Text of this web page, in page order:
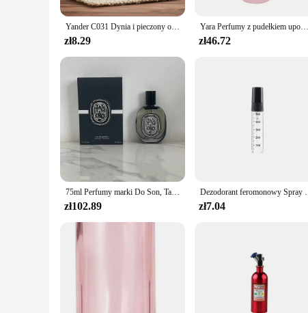
**A Touch of Elegance**
Our Reed Diffusers are not just functional; they are a
sustainability. The diffusers are not only aesthetically
life and desires to bring a touch of elegance to their
Looking for a thoughtful gift for friends, family, or
housewarming, birthday, or corporate event, these diffusers
They are not just a gift; they are a way to share the joy of
Yander C031 Dynia i pieczony orzech laskowy Świąteczny olejek eteryczny Pikantny olejek do świec Gourmand do tworzenia świec zapachowych Zapach do domu
zł8.29
Yara Perfumy z pudełkiem upominkowym 100 ml (3,4 uncji) Luksusowa marka Trwały zapach Perfumy damskie w sprayu Zapach kwiatowy Woda perfumowana Kolonia
zł46.72
75ml Perfumy marki Do Son, Tam Dao, Philosykos, Lombre Dans Le Au Long Lasting Fragrance D Perfumy dla mężczyzn i kobiet
zł102.89
Dezodorant feromonowy Spray do
zł7.04